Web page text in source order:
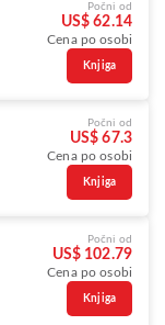
Počni od
US$ 62.14
Cena po osobi
Knjiga
Počni od
US$ 67.3
Cena po osobi
Knjiga
Počni od
US$ 102.79
Cena po osobi
Knjiga